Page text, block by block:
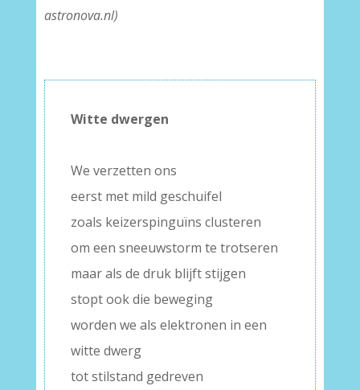
astronova.nl)
Witte dwergen
We verzetten ons
eerst met mild geschuifel
zoals keizerspinguïns clusteren
om een sneeuwstorm te trotseren
maar als de druk blijft stijgen
stopt ook die beweging
worden we als elektronen in een
witte dwerg
tot stilstand gedreven